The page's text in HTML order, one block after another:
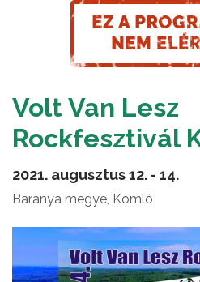
Volt Van Lesz
Rockfesztivál
2021. augusztus 12. - 14.
Baranya megye, Komló